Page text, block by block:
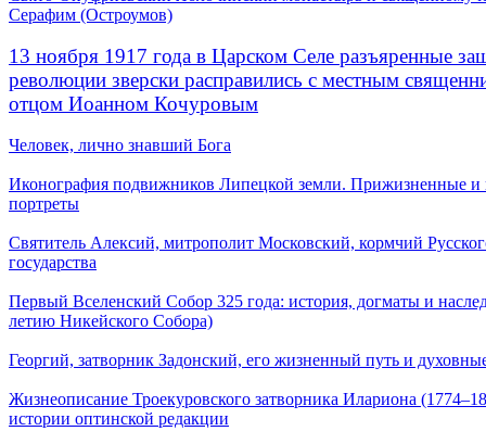
Серафим (Остроумов)
13 ноября 1917 года в Царском Селе разъяренные
революции зверски расправились с местным
отцом Иоанном Кочуровым
Человек, лично знавший Бога
Иконография подвижников Липецкой земли. Прижизненные и
портреты
Святитель Алексий, митрополит Московский, кормчий
государства
Первый Вселенский Собор 325 года: история, догматы и
летию Никейского Собора)
Георгий, затворник Задонский, его жизненный путь и
Жизнеописание Троекуровского затворника Илариона
истории оптинской редакции